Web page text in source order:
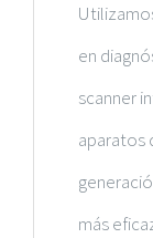
en
scanner
aparatos
más